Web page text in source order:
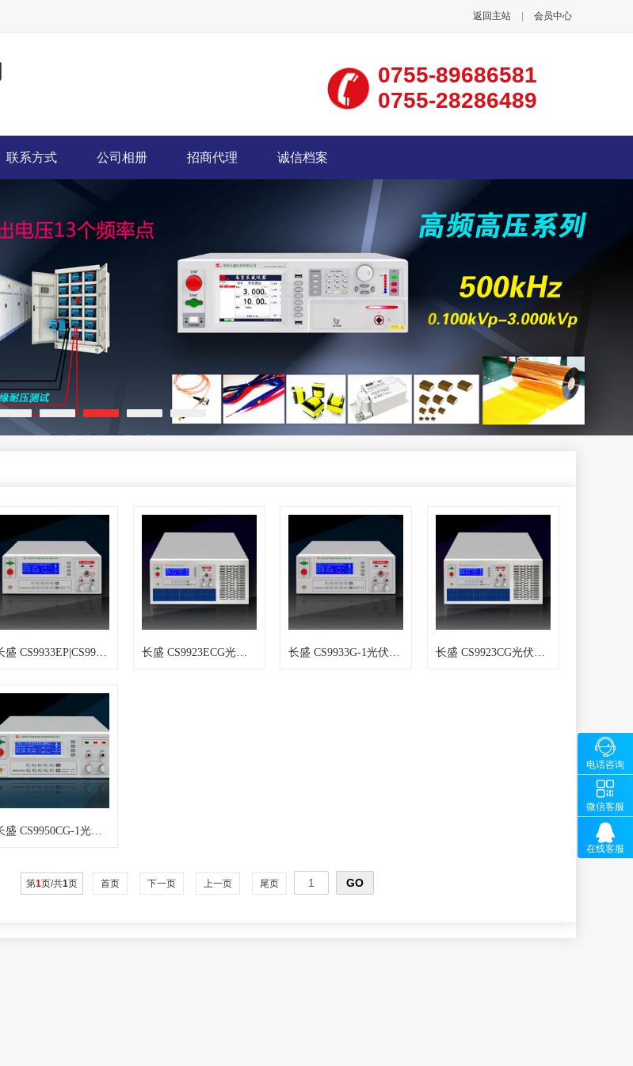
返回主站 会员中心
0755-89686581
0755-28286489
联系方式 公司相册 招商代理 诚信档案
长盛 CS9933EP|CS9933EG光伏安规综合测试仪 长盛 CS9923ECG光伏安规综合测试仪 长盛 CS9933G-1光伏安规综合测试仪 长盛 CS9923CG光伏安规综合测试仪
长盛 CS9950CG-1光伏安规综合测试仪
第1页/共1页 首页 下一页 上一页 尾页

电话咨询
咨询
5-

微信客服

在线客服